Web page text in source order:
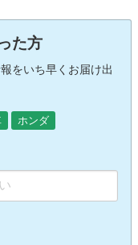
た方
をいち早くお届け出
ホンダ